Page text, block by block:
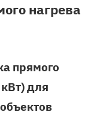
нагрева
прямого
для